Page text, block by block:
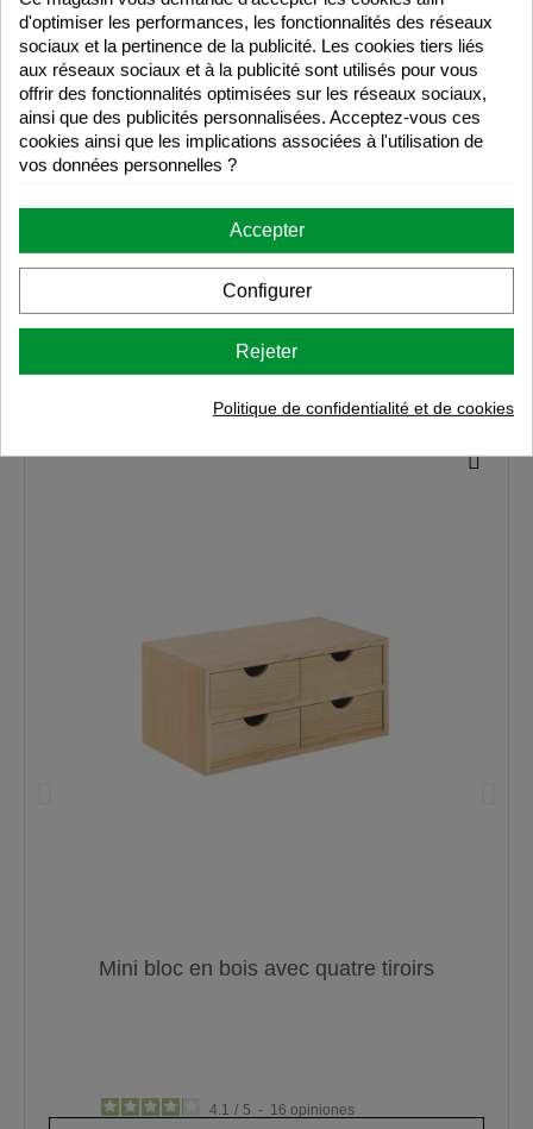
Opinions d'autres acheteurs
Mini bloc en bois avec quatre tiroirs
4.1 / 5 - 16 opiniones
d'optimiser les performances, les fonctionnalités des réseaux
sociaux et la pertinence de la publicité. Les cookies tiers liés
aux réseaux sociaux et à la publicité sont utilisés pour vous
offrir des fonctionnalités optimisées sur les réseaux sociaux,
ainsi que des publicités personnalisées. Acceptez-vous ces
cookies ainsi que les implications associées à l'utilisation de
vos données personnelles ?
Accepter
Configurer
Rejeter
Politique de confidentialité et de cookies